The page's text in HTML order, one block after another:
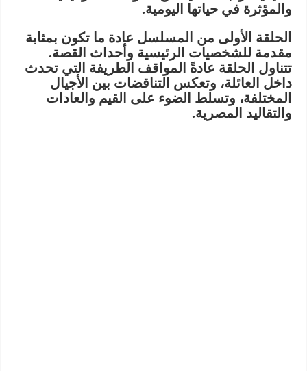
والمؤثرة في حياتها اليومية.
الحلقة الأولى من المسلسل عادة ما تكون بمثابة
مقدمة للشخصيات الرئيسية وأحداث القصة.
تتناول الحلقة عادةً المواقف الطريفة التي تحدث
داخل العائلة، وتعكس التناقضات بين الأجيال
المختلفة، وتسلط الضوء على القيم والعادات
والتقاليد المصرية.